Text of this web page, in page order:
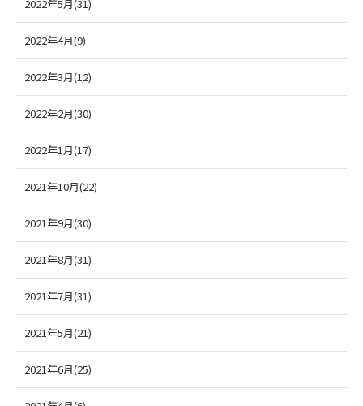
2022年5月(31)
2022年4月(9)
2022年3月(12)
2022年2月(30)
2022年1月(17)
2021年10月(22)
2021年9月(30)
2021年8月(31)
2021年7月(31)
2021年5月(21)
2021年6月(25)